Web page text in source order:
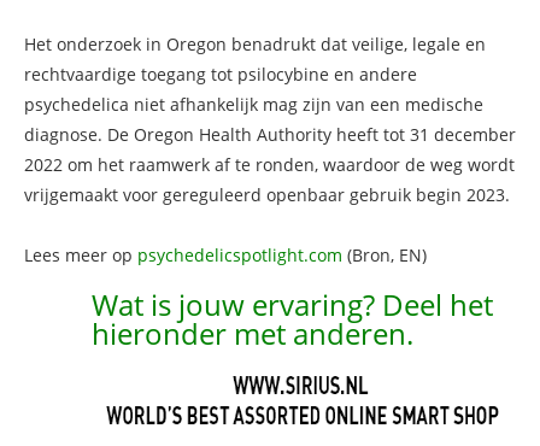
Het onderzoek in Oregon benadrukt dat veilige, legale en
rechtvaardige toegang tot psilocybine en andere
psychedelica niet afhankelijk mag zijn van een medische
diagnose. De Oregon Health Authority heeft tot 31 december
2022 om het raamwerk af te ronden, waardoor de weg wordt
vrijgemaakt voor gereguleerd openbaar gebruik begin 2023.
Lees meer op psychedelicspotlight.com (Bron, EN)
Wat is jouw ervaring? Deel het
hieronder met anderen.